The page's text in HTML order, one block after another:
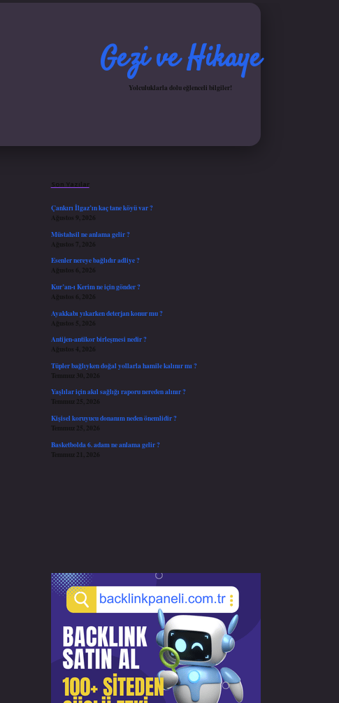
Gezi ve Hikaye
Yolculuklarla dolu eğlenceli bilgiler!
Son Yazılar
Çankırı İlgaz’ın kaç tane köyü var ?
Ağustos 9, 2026
Müstahsil ne anlama gelir ?
Ağustos 7, 2026
Esenler nereye bağlıdır adliye ?
Ağustos 6, 2026
Kur’an-ı Kerim ne için gönder ?
Ağustos 6, 2026
Ayakkabı yıkarken deterjan konur mu ?
Ağustos 5, 2026
Antijen-antikor birleşmesi nedir ?
Ağustos 4, 2026
Tüpler bağlıyken doğal yollarla hamile kalınır mı ?
Temmuz 30, 2026
Yaşlılar için akıl sağlığı raporu nereden alınır ?
Temmuz 25, 2026
Kişisel koruyucu donanım neden önemlidir ?
Temmuz 25, 2026
Basketbolda 6. adam ne anlama gelir ?
Temmuz 21, 2026